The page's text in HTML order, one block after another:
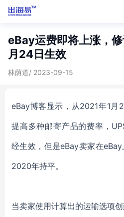
eBay运费即将上涨，
月24日生效
林荫道/ 2023-09-15
eBay博客显示，从2021年1月
提高多种邮寄产品的费率，
经生效，但是eBay卖家在
2020年持平。
当卖家使用计算出的运输选项